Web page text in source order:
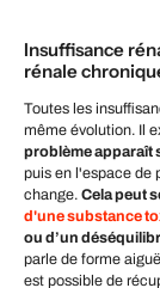
Insuffisance
rénale
Toutes les
même évolution. Il
problème apparaît
puis en l'espace de
change. Cela peut
d'une substance
ou d’un
parle de forme
est possible de